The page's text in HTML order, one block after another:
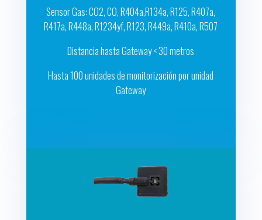
Sensor Gas: CO2, CO, R404a,R134a, R125, R407a,
R417a, R448a, R1234yf, R123, R449a, R410a, R507
Distancia hasta Gateway < 30 metros
Hasta 100 unidades de monitorización por unidad
Gateway